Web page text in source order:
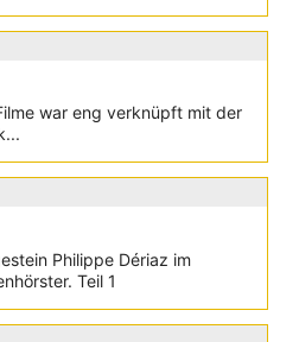
war eng verknüpft mit der
Philippe Dériaz im
Teil 1